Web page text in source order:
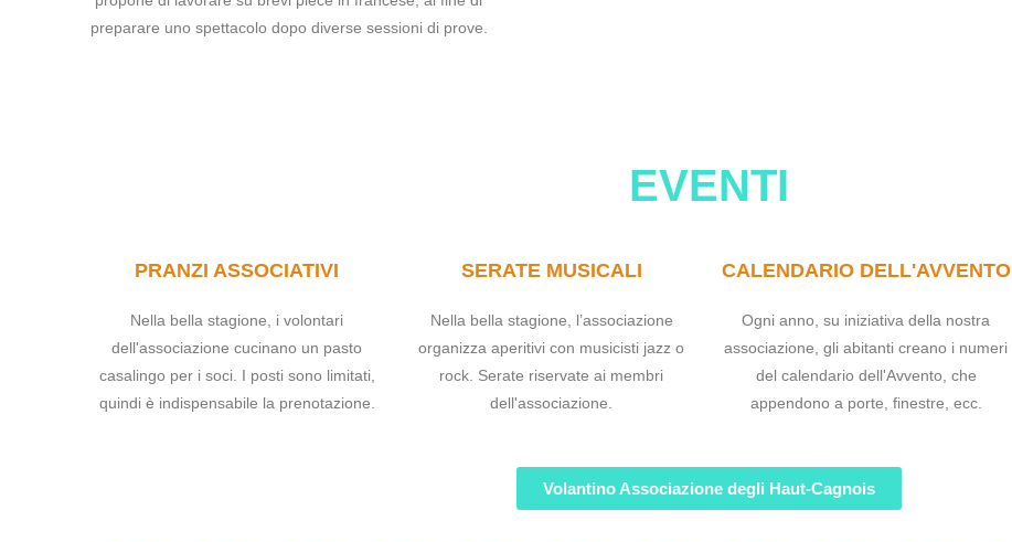
preparare uno spettacolo dopo diverse sessioni di prove.
EVENTI
PRANZI ASSOCIATIVI
Nella bella stagione, i volontari
dell'associazione cucinano un pasto
casalingo per i soci. I posti sono limitati,
quindi è indispensabile la prenotazione.
SERATE MUSICALI
Nella bella stagione, l’associazione
organizza aperitivi con musicisti jazz o
rock. Serate riservate ai membri
dell'associazione.
CALENDARIO DELL'AVVENTO
Ogni anno, su iniziativa della nostra
associazione, gli abitanti creano i numeri
del calendario dell'Avvento, che
appendono a porte, finestre, ecc.
Volantino Associazione degli Haut-Cagnois